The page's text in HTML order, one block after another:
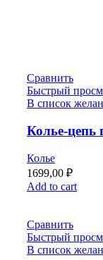
Сравнить
Быстрый
В список
Колье-цепь
Колье
1699,00 ₽
Add to cart
Сравнить
Быстрый
В список